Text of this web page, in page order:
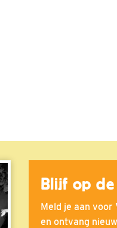
Blijf op
Meld je aan voor
en ontvang